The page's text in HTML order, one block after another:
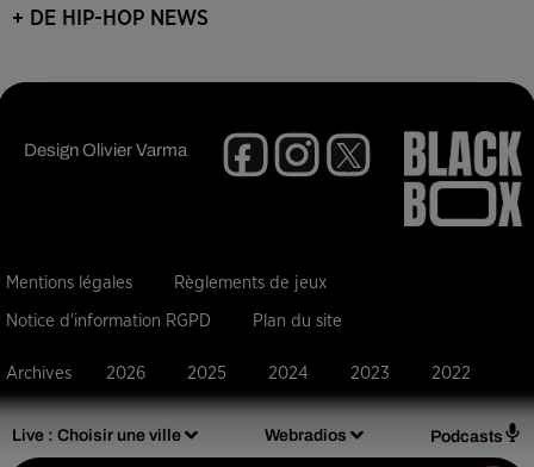
Live : Choisir une ville Webradios Podcasts
+ DE HIP-HOP NEWS
DesignOlivier Varma
Mentions légales Règlements de jeux
Notice d'information RGPD Plan du site
Archives 2026 2025 2024 2023 2022